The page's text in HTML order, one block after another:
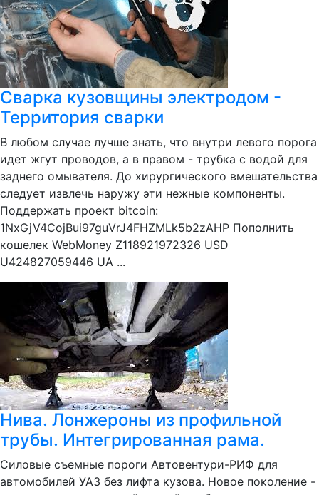
Сварка кузовщины электродом -
Территория сварки
В любом случае лучше знать, что внутри левого порога
идет жгут проводов, а в правом - трубка с водой для
заднего омывателя. До хирургического вмешательства
следует извлечь наружу эти нежные компоненты.
Поддержать проект bitcoin:
1NxGjV4CojBui97guVrJ4FHZMLk5b2zAHP Пополнить
кошелек WebMoney Z118921972326 USD
U424827059446 UA ...
Нива. Лонжероны из профильной
трубы. Интегрированная рама.
Силовые съемные пороги Автовентури-РИФ для
автомобилей УАЗ без лифта кузова. Новое поколение -